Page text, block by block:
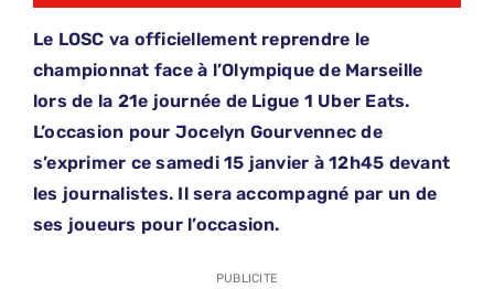
Le LOSC va officiellement reprendre le
championnat face à l’Olympique de Marseille
lors de la 21e journée de Ligue 1 Uber Eats.
L’occasion pour Jocelyn Gourvennec de
s’exprimer ce samedi 15 janvier à 12h45 devant
les journalistes. Il sera accompagné par un de
ses joueurs pour l’occasion.
PUBLICITE